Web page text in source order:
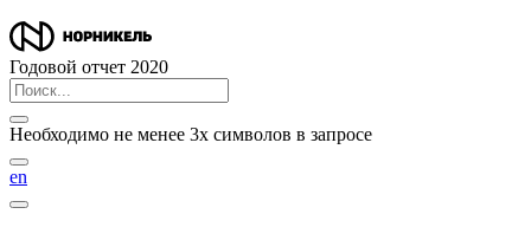
Годовой отчет 2020
Необходимо не менее 3х символов в запросе
en